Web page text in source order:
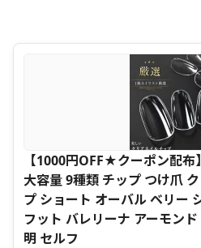
【1000円OFF★クーポン配
大容量 9種類 チップ つけ爪
プ ショート オーバル ベリー
フット バレリーナ アーモン
明 セルフ